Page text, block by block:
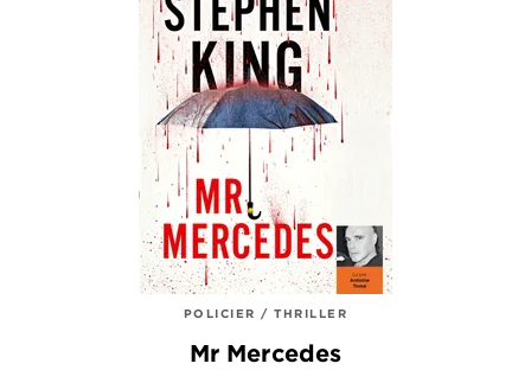
POLICIER / THRILLER
Mr Mercedes